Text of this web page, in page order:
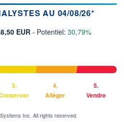
AU 04/08/26*
EUR - Potentiel: 30,79%
3.
4.
Alléger
5.
Vendre
Inc. All rights reserved.